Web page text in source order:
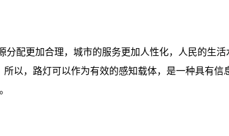
配更加合理，城市的服务更加人性化，人民的生
以，路灯可以作为有效的感知载体，是一种具有信